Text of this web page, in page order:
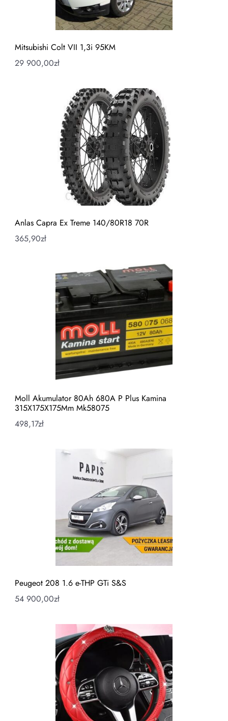
Mitsubishi Colt VII 1,3i 95KM
29 900,00zł
Anlas Capra Ex Treme 140/80R18 70R
365,90zł
Moll Akumulator 80Ah 680A P Plus Kamina
315X175X175Mm Mk58075
498,17zł
Peugeot 208 1.6 e-THP GTi S&S
54 900,00zł